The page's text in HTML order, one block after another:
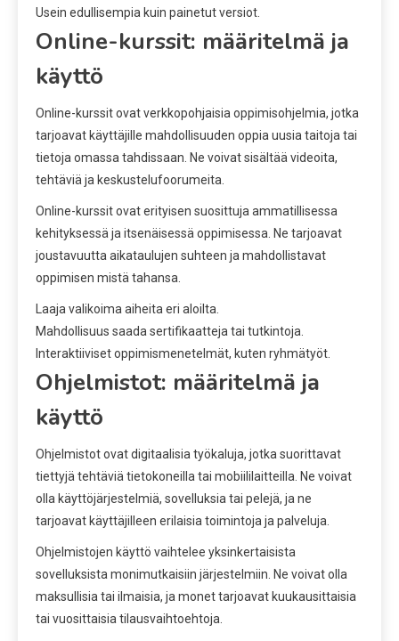
Usein edullisempia kuin painetut versiot.
Online-kurssit: määritelmä ja
käyttö
Online-kurssit ovat verkkopohjaisia oppimisohjelmia, jotka
tarjoavat käyttäjille mahdollisuuden oppia uusia taitoja tai
tietoja omassa tahdissaan. Ne voivat sisältää videoita,
tehtäviä ja keskustelufoorumeita.
Online-kurssit ovat erityisen suosittuja ammatillisessa
kehityksessä ja itsenäisessä oppimisessa. Ne tarjoavat
joustavuutta aikataulujen suhteen ja mahdollistavat
oppimisen mistä tahansa.
Laaja valikoima aiheita eri aloilta.
Mahdollisuus saada sertifikaatteja tai tutkintoja.
Interaktiiviset oppimismenetelmät, kuten ryhmätyöt.
Ohjelmistot: määritelmä ja
käyttö
Ohjelmistot ovat digitaalisia työkaluja, jotka suorittavat
tiettyjä tehtäviä tietokoneilla tai mobiililaitteilla. Ne voivat
olla käyttöjärjestelmiä, sovelluksia tai pelejä, ja ne
tarjoavat käyttäjilleen erilaisia toimintoja ja palveluja.
Ohjelmistojen käyttö vaihtelee yksinkertaisista
sovelluksista monimutkaisiin järjestelmiin. Ne voivat olla
maksullisia tai ilmaisia, ja monet tarjoavat kuukausittaisia
tai vuosittaisia tilausvaihtoehtoja.